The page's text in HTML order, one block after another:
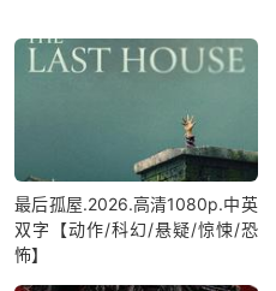
最后孤屋.2026.高清1080p.中英
双字【动作/科幻/悬疑/惊悚/恐
怖】